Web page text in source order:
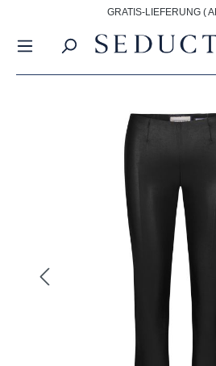
GRATIS-LIEFERUNG (